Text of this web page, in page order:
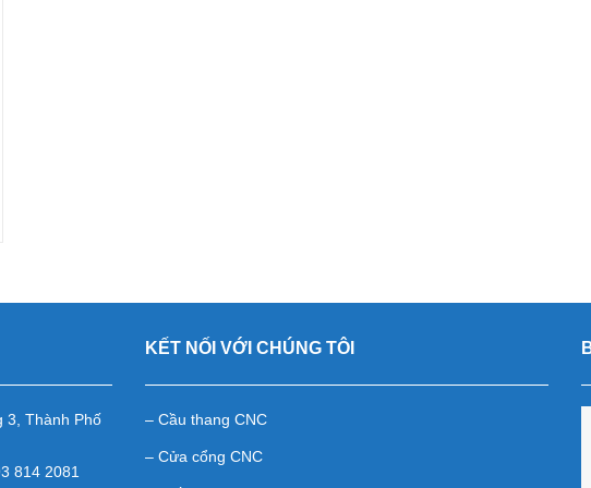
3, Thành Phố
814 2081
KẾT NỐI VỚI CHÚNG TÔI
– Cầu thang CNC
– Cửa cổng CNC